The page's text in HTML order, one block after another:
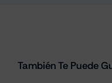
También Te Puede